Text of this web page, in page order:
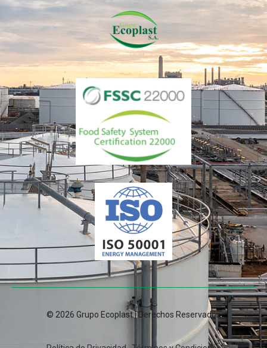
© 2026 Grupo Ecoplast | Derechos Reservados